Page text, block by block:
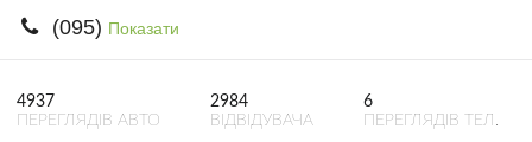
(095) Показати
4937
ПЕРЕГЛЯДІВ АВТО
2984
ВІДВІДУВАЧА
6
ПЕРЕГЛЯДІВ ТЕЛ.